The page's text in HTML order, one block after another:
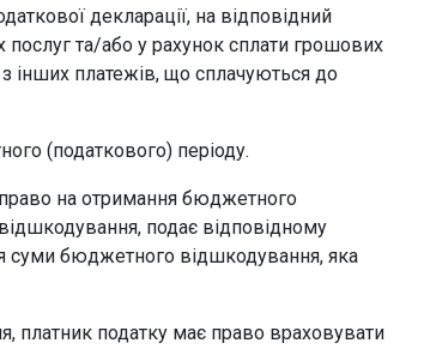
декларації, на відповідний
та/або у рахунок сплати грошових
інших платежів, що сплачуються до
(податкового) періоду.
на отримання бюджетного
подає відповідному
суми бюджетного відшкодування, яка
податку має право враховувати